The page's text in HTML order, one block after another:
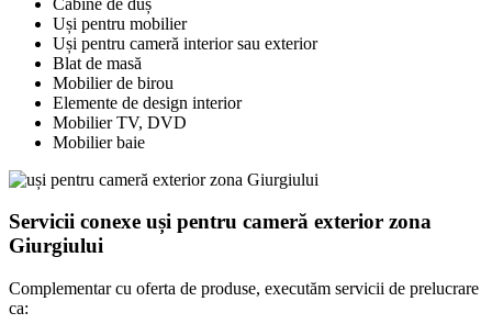
Uși pentru mobilier
Uși pentru cameră interior sau exterior
Blat de masă
Mobilier de birou
Elemente de design interior
Mobilier TV, DVD
Mobilier baie
Servicii conexe uși pentru cameră exterior zona
Giurgiului
Complementar cu oferta de produse, executăm servicii de prelucrare
ca: